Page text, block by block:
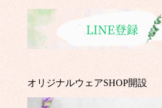
オリジナルウェアSHOP開設